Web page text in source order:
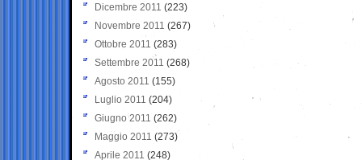
Dicembre 2011 (223)
Novembre 2011 (267)
Ottobre 2011 (283)
Settembre 2011 (268)
Agosto 2011 (155)
Luglio 2011 (204)
Giugno 2011 (262)
Maggio 2011 (273)
Aprile 2011 (248)